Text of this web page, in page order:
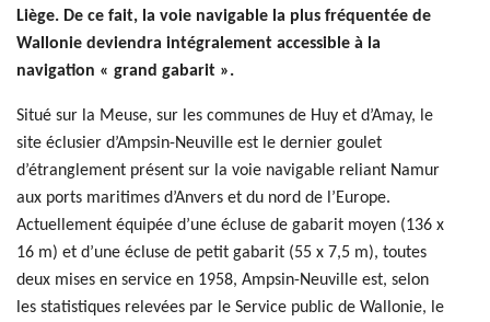
Liège. De ce fait, la voie navigable la plus fréquentée de
Wallonie deviendra intégralement accessible à la
navigation « grand gabarit ».
Situé sur la Meuse, sur les communes de Huy et d’Amay, le
site éclusier d’Ampsin-Neuville est le dernier goulet
d’étranglement présent sur la voie navigable reliant Namur
aux ports maritimes d’Anvers et du nord de l’Europe.
Actuellement équipée d’une écluse de gabarit moyen (136 x
16 m) et d’une écluse de petit gabarit (55 x 7,5 m), toutes
deux mises en service en 1958, Ampsin-Neuville est, selon
les statistiques relevées par le Service public de Wallonie, le